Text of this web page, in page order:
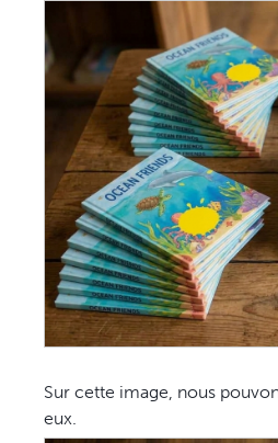
Sur cette image, nous
eux.